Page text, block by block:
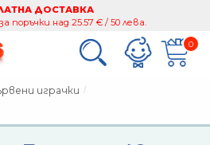
ДОСТАВКА
поръчки над 25.57 € / 50 лева.
0
играчки